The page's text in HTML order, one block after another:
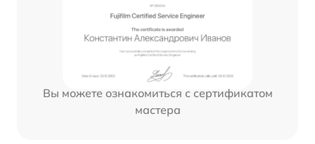
Вы можете ознакомиться с сертификатом
мастера